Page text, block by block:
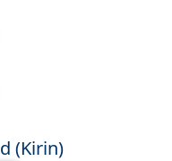
(Kirin)